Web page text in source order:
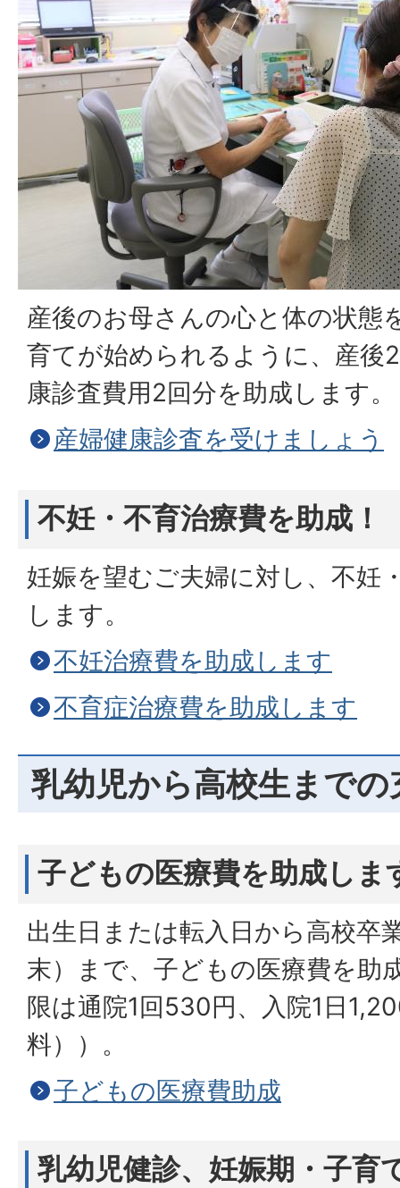
産後のお母さんの心と体の状態
育てが始められるように、産後
康診査費用2回分を助成します。
産婦健康診査を受けましょう
不妊・不育治療費を助成！
妊娠を望むご夫婦に対し、不妊
します。
不妊治療費を助成します
不育症治療費を助成します
乳幼児から高校生まで
子どもの医療費を助成しま
出生日または転入日から高校卒
末）まで、子どもの医療費を助
限は通院1回530円、入院1日
料））。
子どもの医療費助成
乳幼児健診、妊娠期・子育